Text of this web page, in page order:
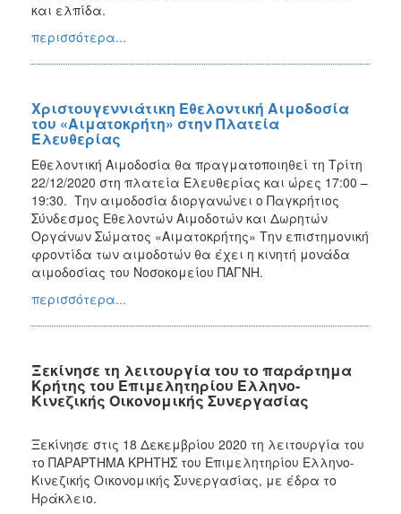
και ελπίδα.
περισσότερα...
Χριστουγεννιάτικη Εθελοντική Αιμοδοσία
του «Αιματοκρήτη» στην Πλατεία
Ελευθερίας
Εθελοντική Αιμοδοσία θα πραγματοποιηθεί τη Τρίτη
22/12/2020 στη πλατεία Ελευθερίας και ώρες 17:00 –
19:30. Την αιμοδοσία διοργανώνει ο Παγκρήτιος
Σύνδεσμος Εθελοντών Αιμοδοτών και Δωρητών
Οργάνων Σώματος «Αιματοκρήτης» Την επιστημονική
φροντίδα των αιμοδοτών θα έχει η κινητή μονάδα
αιμοδοσίας του Νοσοκομείου ΠΑΓΝΗ.
περισσότερα...
Ξεκίνησε τη λειτουργία του το παράρτημα
Κρήτης του Επιμελητηρίου Ελληνο-
Κινεζικής Οικονομικής Συνεργασίας
Ξεκίνησε στις 18 Δεκεμβρίου 2020 τη λειτουργία του
το ΠΑΡΑΡΤΗΜΑ ΚΡΗΤΗΣ του Επιμελητηρίου Ελληνο-
Κινεζικής Οικονομικής Συνεργασίας, με έδρα το
Ηράκλειο.